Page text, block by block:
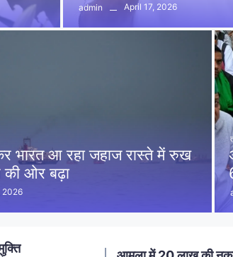
admin April 17, 2026
भारत आ रहा जहाज रास्ते में रुख
ओर बढ़ा
2026